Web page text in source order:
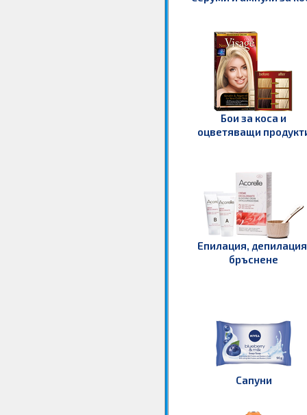
Бои за коса и
оцветяващи
Епилация,
бръснене
Сапуни